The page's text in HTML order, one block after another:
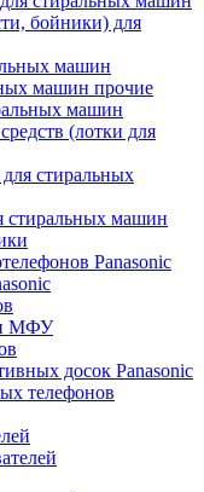
бойники) для
машин
машин прочие
машин
(лотки для
стиральных
стиральных машин
Panasonic
и МФУ
досок Panasonic
телефонов